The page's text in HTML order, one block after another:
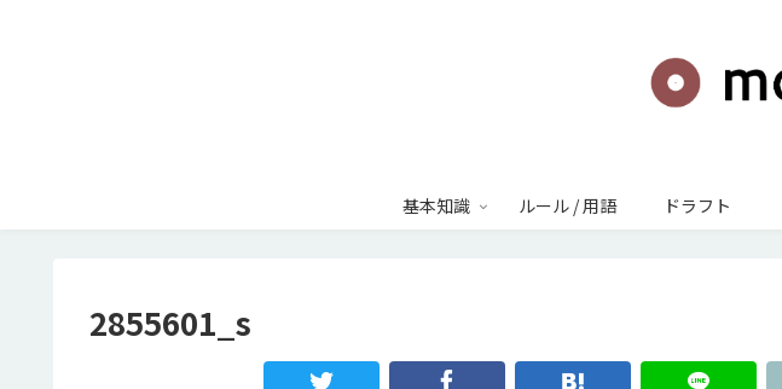
基本知識 ルール / 用語 ドラフト
2855601_s